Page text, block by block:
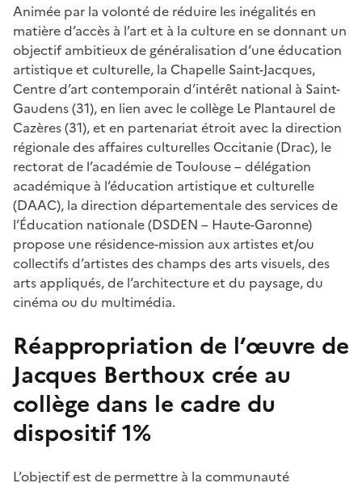
Animée par la volonté de réduire les inégalités en
matière d’accès à l’art et à la culture en se donnant un
objectif ambitieux de généralisation d’une éducation
artistique et culturelle, la Chapelle Saint-Jacques,
Centre d’art contemporain d’intérêt national à Saint-
Gaudens (31), en lien avec le collège Le Plantaurel de
Cazères (31), et en partenariat étroit avec la direction
régionale des affaires culturelles Occitanie (Drac), le
rectorat de l’académie de Toulouse – délégation
académique à l’éducation artistique et culturelle
(DAAC), la direction départementale des services de
l’Éducation nationale (DSDEN – Haute-Garonne)
propose une résidence-mission aux artistes et/ou
collectifs d’artistes des champs des arts visuels, des
arts appliqués, de l’architecture et du paysage, du
cinéma ou du multimédia.
Réappropriation de l’œuvre de
Jacques Berthoux crée au
collège dans le cadre du
dispositif 1%
L’objectif est de permettre à la communauté